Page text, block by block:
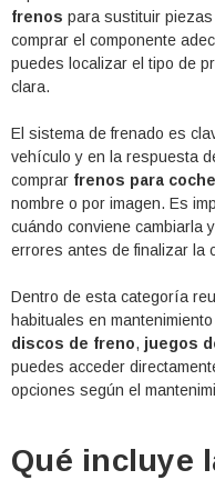
frenos para sustituir
comprar el componente
puedes localizar el tipo de
clara.
El sistema de frenado es
vehículo y en la respuesta
comprar frenos para coche
nombre o por imagen. Es
cuándo conviene cambiarla
errores antes de finalizar la
Dentro de esta categoría
habituales en
discos de freno, juegos
puedes acceder
opciones según el
Qué incluye